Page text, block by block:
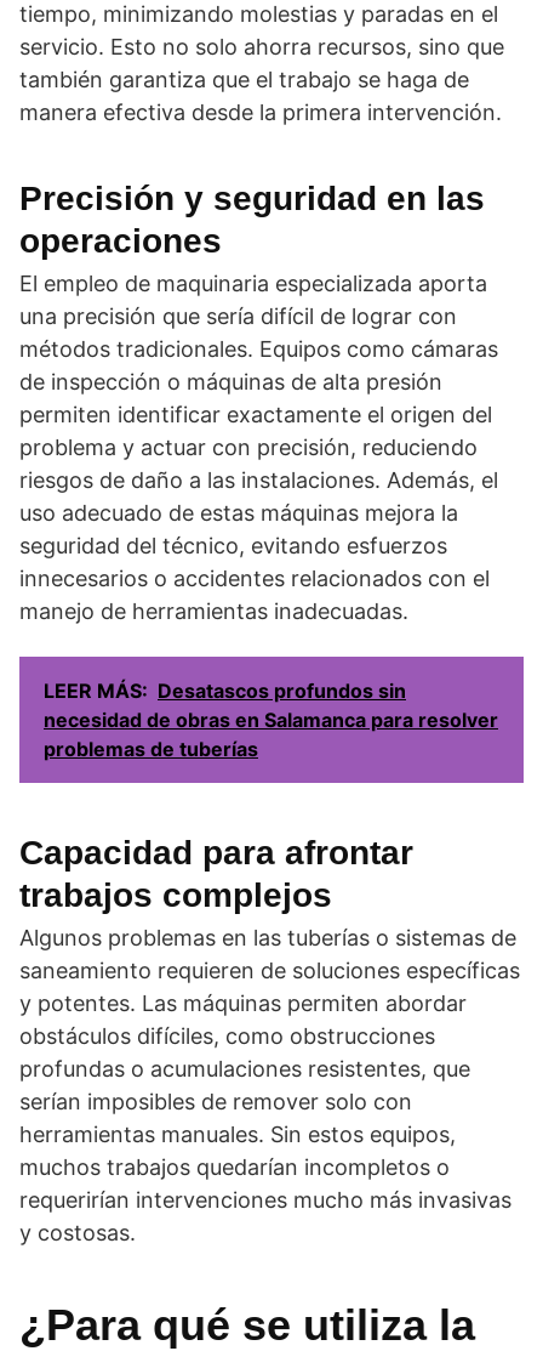
tiempo, minimizando molestias y paradas en el
servicio. Esto no solo ahorra recursos, sino que
también garantiza que el trabajo se haga de
manera efectiva desde la primera intervención.
Precisión y seguridad en las
operaciones
El empleo de maquinaria especializada aporta
una precisión que sería difícil de lograr con
métodos tradicionales. Equipos como cámaras
de inspección o máquinas de alta presión
permiten identificar exactamente el origen del
problema y actuar con precisión, reduciendo
riesgos de daño a las instalaciones. Además, el
uso adecuado de estas máquinas mejora la
seguridad del técnico, evitando esfuerzos
innecesarios o accidentes relacionados con el
manejo de herramientas inadecuadas.
LEER MÁS: Desatascos profundos sin
necesidad de obras en Salamanca para resolver
problemas de tuberías
Capacidad para afrontar
trabajos complejos
Algunos problemas en las tuberías o sistemas de
saneamiento requieren de soluciones específicas
y potentes. Las máquinas permiten abordar
obstáculos difíciles, como obstrucciones
profundas o acumulaciones resistentes, que
serían imposibles de remover solo con
herramientas manuales. Sin estos equipos,
muchos trabajos quedarían incompletos o
requerirían intervenciones mucho más invasivas
y costosas.
¿Para qué se utiliza la